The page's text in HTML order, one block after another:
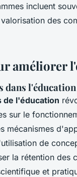
incluent
des
améliorer
dans l'éducation
de l'éducation
sur le
mécanismes
de
la rétention des
et